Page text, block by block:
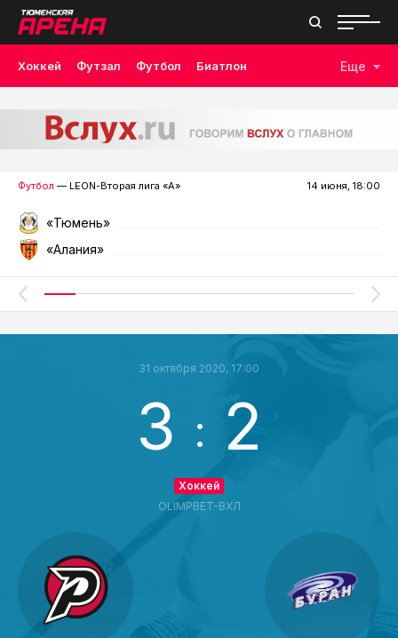
Хоккей Футзал Футбол Биатлон Еще
Футбол — LEON-Вторая лига «А» 14 июня, 18:00
«Тюмень»
«Алания»
31 октября 2020, 17:00
3 : 2
Хоккей
OLIMPBET-ВХЛ